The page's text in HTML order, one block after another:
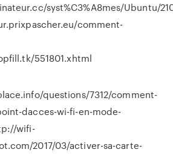
syst%C3%A8mes/Ubuntu/
comment-
551801.xhtml
questions/7312/comment-
dacces-wi-fi-en-mode-
wifi-
2017/03/activer-sa-carte-